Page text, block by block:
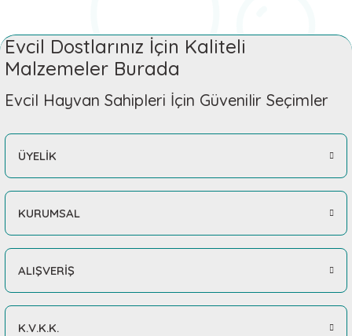
Evcil Dostlarınız İçin Kaliteli
Malzemeler Burada
Evcil Hayvan Sahipleri İçin Güvenilir Seçimler
ÜYELİK
KURUMSAL
ALIŞVERİŞ
K.V.K.K.